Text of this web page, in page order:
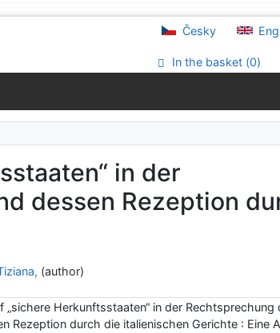
Česky
In the basket (0)
in der
dessen Rezeption
(author)
„sichere Herkunftsstaaten“ in der Rechtsprechung
Rezeption durch die italienischen Gerichte : Eine